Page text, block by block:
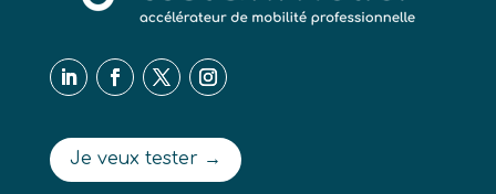
Je veux tester →